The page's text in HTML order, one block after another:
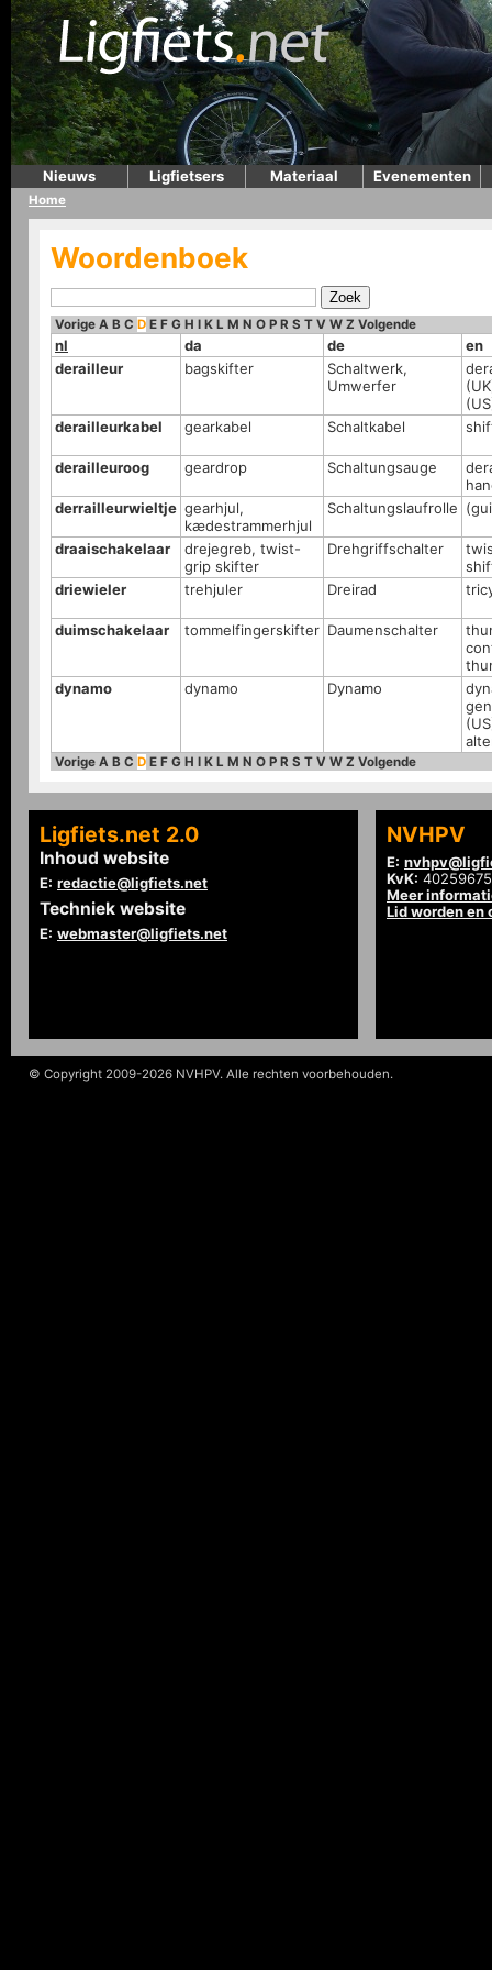
Nieuws Ligfietsers Materiaal Evenementen
Home
Woordenboek
Vorige A B C D E F G H I K L M N O P R S T V W Z Volgende
nl da de
en
derailleur
bagskifter
Schaltwerk,
Umwerfer
derailleurkabel
gearkabel Schaltkabel
derailleuroog geardrop Schaltungsauge
derrailleurwieltje gearhjul,
kædestrammerhjul
Schaltungslaufrolle
draaischakelaar
drejegreb, twist-
grip skifter
Drehgriffschalter
driewieler
trehjuler Dreirad
duimschakelaar tommelfingerskifter Daumenschalter
dynamo
dynamo Dynamo
Vorige A B C D E F G H I K L M N O P R S T V W Z Volgende
Ligfiets.net 2.0
Inhoud website
E: redactie@ligfiets.net
Techniek website
E: webmaster@ligfiets.net
NVHPV
E:
KvK: 40259675
Meer
Lid worden en
© Copyright 2009-2026 NVHPV. Alle rechten voorbehouden.